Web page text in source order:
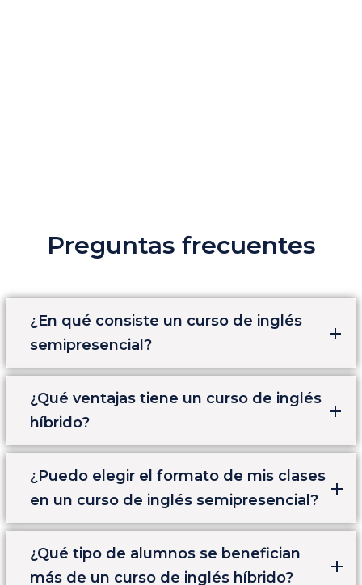
Preguntas frecuentes
¿En qué consiste un curso de inglés
semipresencial?
¿Qué ventajas tiene un curso de inglés
híbrido?
¿Puedo elegir el formato de mis clases
en un curso de inglés semipresencial?
¿Qué tipo de alumnos se benefician
más de un curso de inglés híbrido?